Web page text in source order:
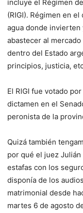
incluye el Régimen
(RIGI). Régimen en
agua donde
abastecer al
dentro del Estado
principios, justicia,
El RIGI fue votado
dictamen en el
peronista de la
Quizá también
por qué el juez
estafas con los
disponía de los
matrimonial desde
martes 6 de agosto